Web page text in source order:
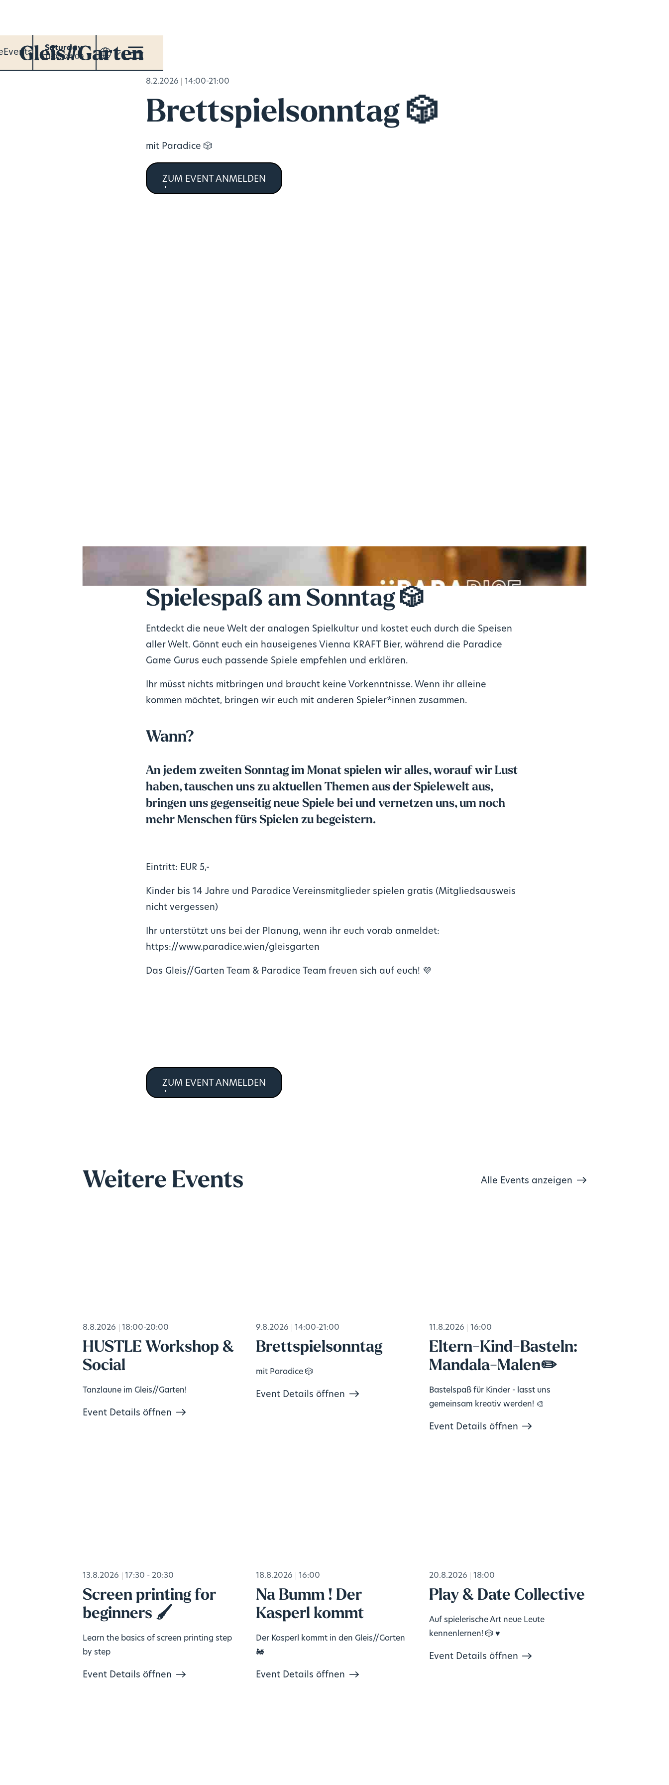
Events Saturday
11:00-24:00
8.2.2026 14:00-21:00
Brettspielsonntag 🎲
mit Paradice 🎲
ZUM EVENT ANMELDEN
Spielespaß am Sonntag 🎲
Entdeckt die neue Welt der analogen Spielkultur und kostet euch durch die Speisen
aller Welt. Gönnt euch ein hauseigenes Vienna KRAFT Bier, während die Paradice
Game Gurus euch passende Spiele empfehlen und erklären.
Ihr müsst nichts mitbringen und braucht keine Vorkenntnisse. Wenn ihr alleine
kommen möchtet, bringen wir euch mit anderen Spieler*innen zusammen.
Wann?
An jedem zweiten Sonntag im Monat spielen wir alles, worauf wir Lust
haben, tauschen uns zu aktuellen Themen aus der Spielewelt aus,
bringen uns gegenseitig neue Spiele bei und vernetzen uns, um noch
mehr Menschen fürs Spielen zu begeistern.
Eintritt: EUR 5,-
Kinder bis 14 Jahre und Paradice Vereinsmitglieder spielen gratis (Mitgliedsausweis
nicht vergessen)
Ihr unterstützt uns bei der Planung, wenn ihr euch vorab anmeldet:
https://www.paradice.wien/gleisgarten
Das Gleis//Garten Team & Paradice Team freuen sich auf euch! 💜
ZUM EVENT ANMELDEN
Weitere Events Alle Events anzeigen
8.8.2026 18:00-20:00
HUSTLE Workshop &
Social
Tanzlaune im Gleis//Garten!
Event Details öffnen
9.8.2026 14:00-21:00
Brettspielsonntag
mit Paradice 🎲
Event Details öffnen
11.8.2026 16:00
Eltern-Kind-Basteln:
Mandala-Malen✏️
Bastelspaß für Kinder - lasst uns
gemeinsam kreativ werden! 🎨
Event Details öffnen
13.8.2026 17:30 - 20:30
Screen printing for
beginners 🖌️
Learn the basics of screen printing step
by step
Event Details öffnen
18.8.2026 16:00
Na Bumm ! Der
Kasperl kommt
Der Kasperl kommt in den Gleis//Garten
🚂
Event Details öffnen
20.8.2026 18:00
Play & Date Collective
Auf spielerische Art neue Leute
kennenlernen! 🎲 ♥️
Event Details öffnen